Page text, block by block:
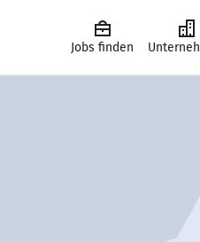
Jobs finden